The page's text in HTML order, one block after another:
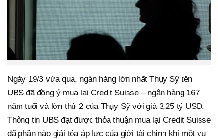
Ngày 19/3 vừa qua, ngân hàng lớn nhất Thụy Sỹ tên
UBS đã đồng ý mua lại Credit Suisse – ngân hàng 167
năm tuổi và lớn thứ 2 của Thụy Sỹ với giá 3,25 tỷ USD.
Thông tin UBS đạt được thỏa thuận mua lại Credit Suisse
đã phần nào giải tỏa áp lực của giới tài chính khi một vụ